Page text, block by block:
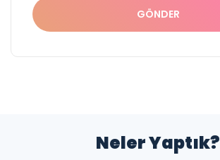
GÖNDER
Neler Yaptık?